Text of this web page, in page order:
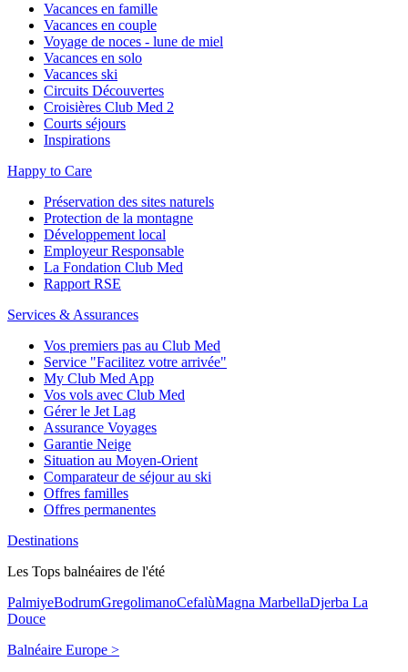
Vacances en famille
Vacances en couple
Voyage de noces - lune de miel
Vacances en solo
Vacances ski
Circuits Découvertes
Croisières Club Med 2
Courts séjours
Inspirations
Happy to Care
Préservation des sites naturels
Protection de la montagne
Développement local
Employeur Responsable
La Fondation Club Med
Rapport RSE
Services & Assurances
Vos premiers pas au Club Med
Service "Facilitez votre arrivée"
My Club Med App
Vos vols avec Club Med
Gérer le Jet Lag
Assurance Voyages
Garantie Neige
Situation au Moyen-Orient
Comparateur de séjour au ski
Offres familles
Offres permanentes
Destinations
Les Tops balnéaires de l'été
PalmiyeBodrumGregolimanoCefalùMagna MarbellaDjerba La
Douce
Balnéaire Europe >